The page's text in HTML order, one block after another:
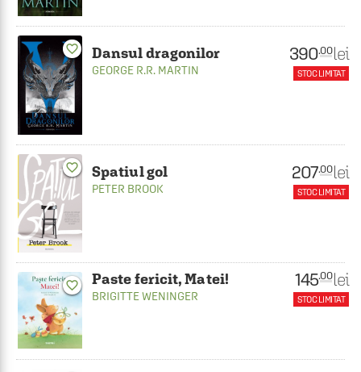
favorite_border Dansul dragonilor
GEORGE R.R. MARTIN
390.00 lei
STOC LIMITAT
favorite_border Spatiul gol
PETER BROOK
207.00 lei
STOC LIMITAT
favorite_border Paste fericit, Matei!
BRIGITTE WENINGER
145.00 lei
STOC LIMITAT